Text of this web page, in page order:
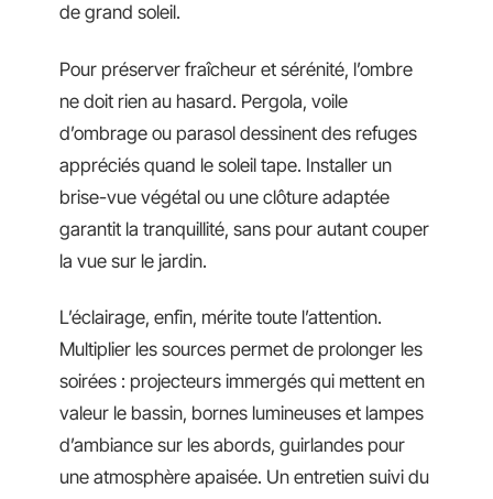
de grand soleil.
Pour préserver fraîcheur et sérénité, l’ombre
ne doit rien au hasard. Pergola, voile
d’ombrage ou parasol dessinent des refuges
appréciés quand le soleil tape. Installer un
brise-vue végétal ou une clôture adaptée
garantit la tranquillité, sans pour autant couper
la vue sur le jardin.
L’éclairage, enfin, mérite toute l’attention.
Multiplier les sources permet de prolonger les
soirées : projecteurs immergés qui mettent en
valeur le bassin, bornes lumineuses et lampes
d’ambiance sur les abords, guirlandes pour
une atmosphère apaisée. Un entretien suivi du